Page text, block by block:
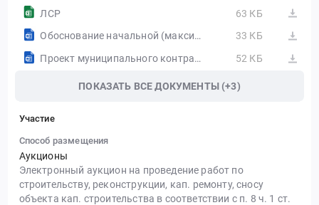
ЛСР
63 КБ
Обоснование начальной (максимальной) цены контракта
33 КБ
Проект муниципального контракта2.docx
52 КБ
ПОКАЗАТЬ ВСЕ ДОКУМЕНТЫ (+3)
Участие
Способ размещения
Аукционы
Электронный аукцион на проведение работ по
строительству, реконструкции, кап. ремонту, сносу
объекта кап. строительства в соответствии с п. 8 ч. 1 ст.